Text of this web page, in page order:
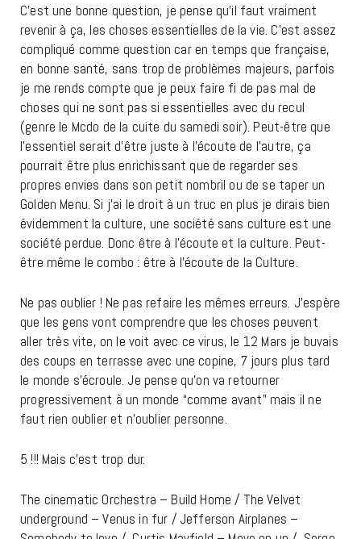
C’est une bonne question, je pense qu’il faut vraiment
revenir à ça, les choses essentielles de la vie. C’est assez
compliqué comme question car en temps que française,
en bonne santé, sans trop de problèmes majeurs, parfois
je me rends compte que je peux faire fi de pas mal de
choses qui ne sont pas si essentielles avec du recul
(genre le Mcdo de la cuite du samedi soir). Peut-être que
l’essentiel serait d’être juste à l’écoute de l’autre, ça
pourrait être plus enrichissant que de regarder ses
propres envies dans son petit nombril ou de se taper un
Golden Menu. Si j’ai le droit à un truc en plus je dirais bien
évidemment la culture, une société sans culture est une
société perdue. Donc être à l’écoute et la culture. Peut-
être même le combo : être à l’écoute de la Culture.
Ne pas oublier ! Ne pas refaire les mêmes erreurs. J’espère
que les gens vont comprendre que les choses peuvent
aller très vite, on le voit avec ce virus, le 12 Mars je buvais
des coups en terrasse avec une copine, 7 jours plus tard
le monde s’écroule. Je pense qu’on va retourner
progressivement à un monde “comme avant” mais il ne
faut rien oublier et n’oublier personne.
5 !!! Mais c’est trop dur.
The cinematic Orchestra – Build Home / The Velvet
underground – Venus in fur / Jefferson Airplanes –